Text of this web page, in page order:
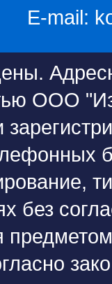
E-mail:
ООО
без